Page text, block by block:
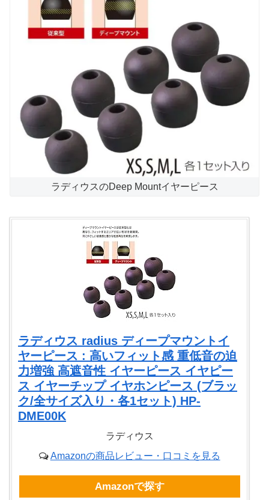
ラディウスのDeep Mountイヤーピース
ラディウス radius ディープマウントイ
ヤーピース : 高いフィット感 重低音の迫
力増強 高遮音性 イヤーピース イヤピー
ス イヤーチップ イヤホンピース (ブラッ
ク/全サイズ入り・各1セット) HP-
DME00K
ラディウス
Amazonの商品レビュー・口コミを見る
Amazonで探す